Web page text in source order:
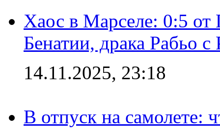
Хаос в Марселе: 0:5
Бенатии, драка Рабьо с
14.11.2025, 23:18
В отпуск на самолете: